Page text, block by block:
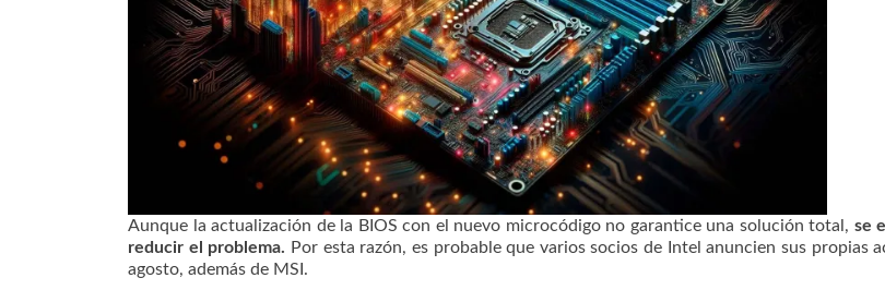
Aunque la actualización de la BIOS con el nuevo microcódigo no garantice una solución total, se
reducir el problema. Por esta razón, es probable que varios socios de Intel anuncien sus propias
agosto, además de MSI.